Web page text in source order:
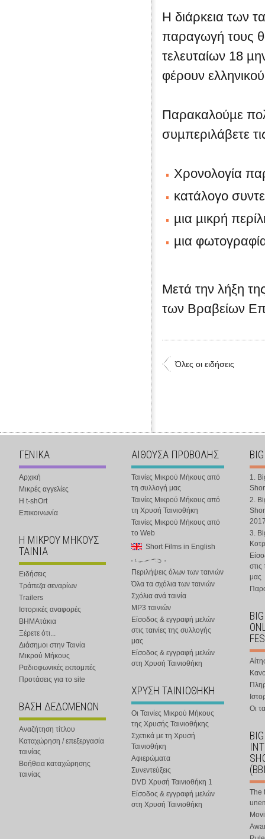
Η διάρκεια των
παραγωγή τους
τελευταίων 18
φέρουν
Παρακαλούµε
συµπεριλάβετε
Xρονολογία
κατάλογο
µια µικρή
µια
Mετά την λήξη
των Βραβείων
Όλες οι ειδήσεις
ΓΕΝΙΚΑ
Αρχική
Μικρές αγγελίες
Η t-shOrt
Επικοινωνία
Η ΜΙΚΡΟΥ ΜΗΚΟΥΣ
ΤΑΙΝΙΑ
Ειδήσεις
Τράπεζα σεναρίων
Trailers
Ιστορικές αναφορές
ΒΗΜΑτάκια
Ξέρετε ότι...
Διάσημοι στην Ταινία
Μικρού Μήκους
Ραδιοφωνικές εκπομπές
Προτάσεις για το site
ΒΑΣΗ ΔΕΔΟΜΕΝΩΝ
Αναζήτηση τίτλου
Καταχώρηση / επεξεργασία
ταινίας
Βοήθεια καταχώρησης
ταινίας
ΑΙΘΟΥΣΑ ΠΡΟΒΟΛΗΣ
Ταινίες Μικρού Μήκους από
τη συλλογή μας
Ταινίες Μικρού Μήκους από
τη Χρυσή Ταινιοθήκη
Ταινίες Μικρού Μήκους από
το Web
Short Films in English
Περιλήψεις όλων των ταινιών
Όλα τα σχόλια των ταινιών
Σχόλια ανά ταινία
MP3 ταινιών
Είσοδος & εγγραφή μελών
στις ταινίες της συλλογής
μας
Είσοδος & εγγραφή μελών
στη Χρυσή Ταινιοθήκη
ΧΡΥΣΗ ΤΑΙΝΙΟΘΗΚΗ
Οι Ταινίες Μικρού Μήκους
της Χρυσής Ταινιοθήκης
Σχετικά με τη Χρυσή
Ταινιοθήκη
Αφιερώματα
Συνεντεύξεις
DVD Χρυσή Ταινιοθήκη 1
Είσοδος & εγγραφή μελών
στη Χρυσή Ταινιοθήκη
1.
2.
3.
στις
μας
Οι
The